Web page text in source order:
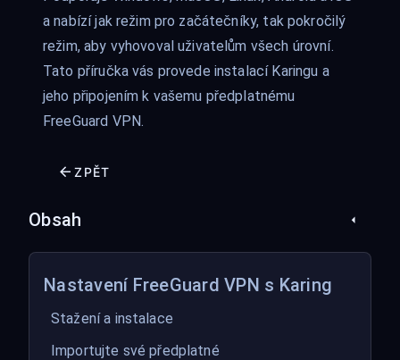
a nabízí jak režim pro začátečníky, tak pokročilý
režim, aby vyhovoval uživatelům všech úrovní.
Tato příručka vás provede instalací Karingu a
jeho připojením k vašemu předplatnému
FreeGuard VPN.
ZPĚT
Obsah
Nastavení FreeGuard VPN s Karing
Stažení a instalace
Importujte své předplatné